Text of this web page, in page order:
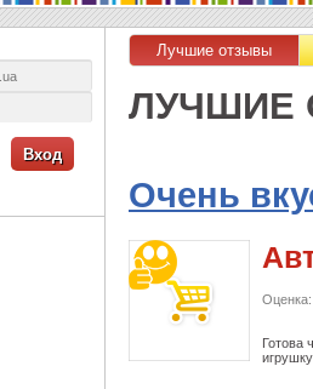
Вход
Лучшие отзывы
ЛУЧШИЕ
Очень
Оценка:
Готова